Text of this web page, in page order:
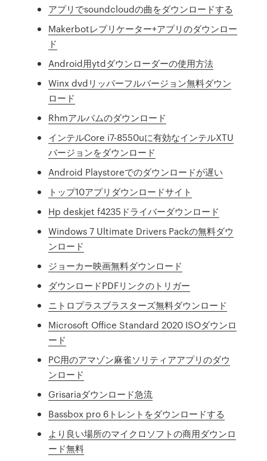
アプリでsoundcloudの曲をダウンロードする
Makerbotレプリケーター+アプリのダウンロー
ド
Android用ytdダウンローダーの使用方法
Winx dvdリッパーフルバージョン無料ダウン
ロード
Rhmアルバムのダウンロード
インテルCore i7-8550uに有効なインテルXTU
バージョンをダウンロード
Android Playstoreでのダウンロードが遅い
トップ10アプリダウンロードサイト
Hp deskjet f4235ドライバーダウンロード
Windows 7 Ultimate Drivers Packの無料ダウ
ンロード
ジョーカー映画無料ダウンロード
ダウンロードPDFリンクのトリガー
ニトロプラスブラスターズ無料ダウンロード
Microsoft Office Standard 2020 ISOダウンロ
ード
PC用のアマゾン麻雀ソリティアアプリのダウ
ンロード
Grisariaダウンロード急流
Bassbox pro 6トレントをダウンロードする
より良い場所のマイクロソフトの商用ダウンロ
ード無料